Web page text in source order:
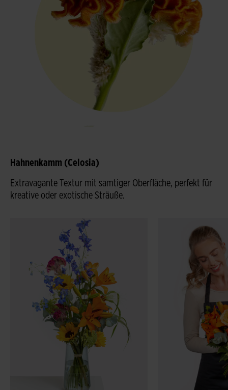
Hahnenkamm (Celosia)
Extravagante Textur mit samtiger Oberfläche, perfekt für
kreative oder exotische Sträuße.